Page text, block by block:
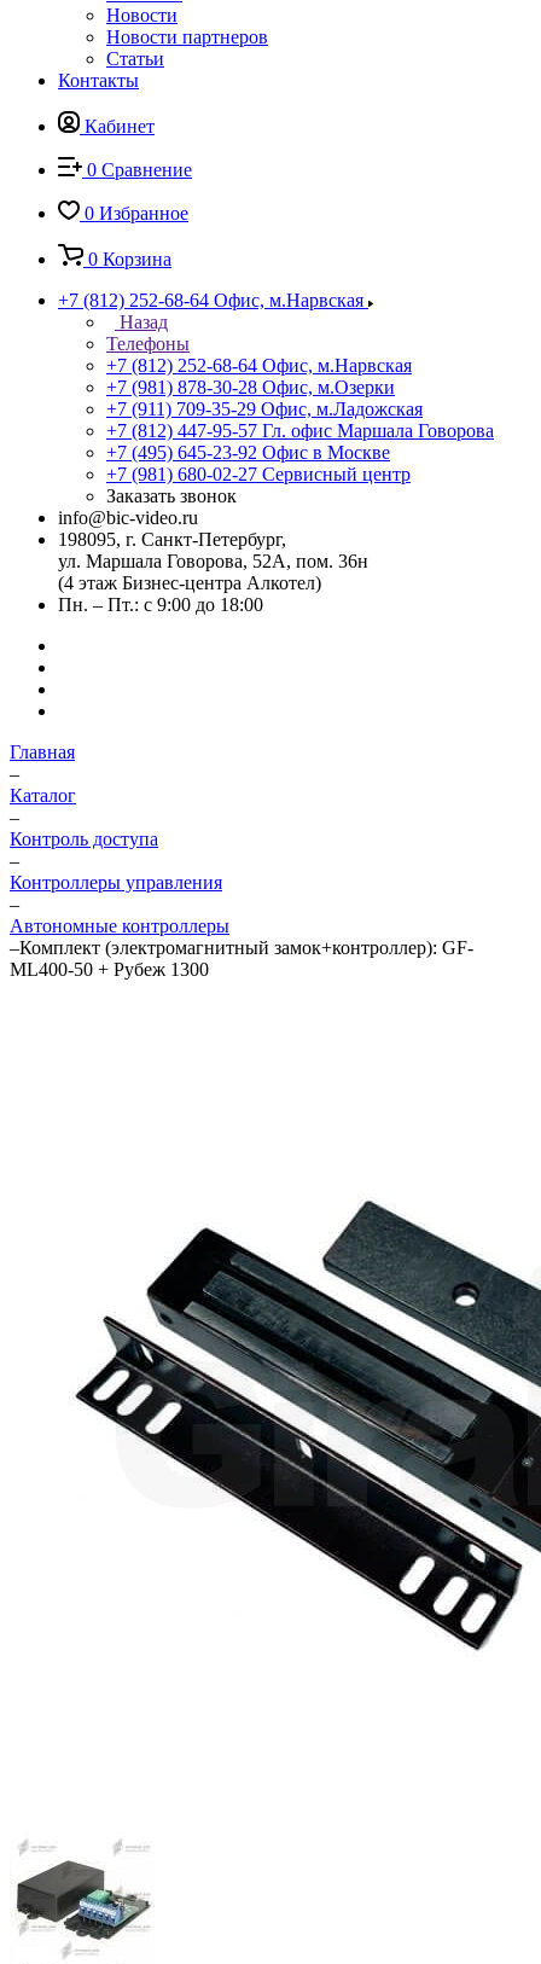
Новости
Новости партнеров
Статьи
Контакты
Кабинет
0 Сравнение
0 Избранное
0 Корзина
+7 (812) 252-68-64 Офис, м.Нарвская
Назад
Телефоны
+7 (812) 252-68-64 Офис, м.Нарвская
+7 (981) 878-30-28 Офис, м.Озерки
+7 (911) 709-35-29 Офис, м.Ладожская
+7 (812) 447-95-57 Гл. офис Маршала Говорова
+7 (495) 645-23-92 Офис в Москве
+7 (981) 680-02-27 Сервисный центр
Заказать звонок
info@bic-video.ru
198095, г. Санкт-Петербург,
ул. Маршала Говорова, 52А, пом. 36н
(4 этаж Бизнес-центра Алкотел)
Пн. – Пт.: с 9:00 до 18:00
Главная
–
Каталог
–
Контроль доступа
–
Контроллеры управления
–
Автономные контроллеры
–Комплект (электромагнитный замок+контроллер): GF-
ML400-50 + Рубеж 1300